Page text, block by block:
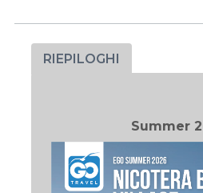
RIEPILOGHI
Summer